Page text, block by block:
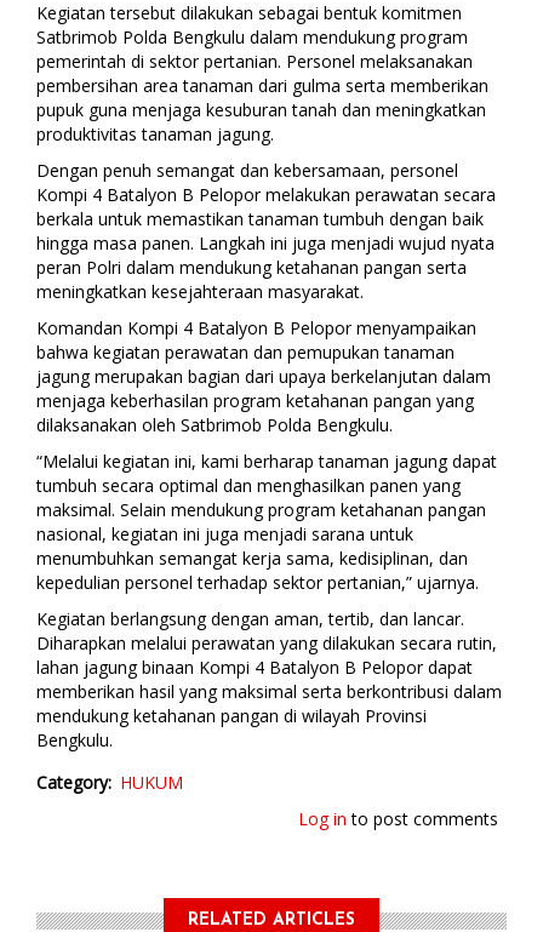
Kegiatan tersebut dilakukan sebagai bentuk komitmen
Satbrimob Polda Bengkulu dalam mendukung program
pemerintah di sektor pertanian. Personel melaksanakan
pembersihan area tanaman dari gulma serta memberikan
pupuk guna menjaga kesuburan tanah dan meningkatkan
produktivitas tanaman jagung.
Dengan penuh semangat dan kebersamaan, personel
Kompi 4 Batalyon B Pelopor melakukan perawatan secara
berkala untuk memastikan tanaman tumbuh dengan baik
hingga masa panen. Langkah ini juga menjadi wujud nyata
peran Polri dalam mendukung ketahanan pangan serta
meningkatkan kesejahteraan masyarakat.
Komandan Kompi 4 Batalyon B Pelopor menyampaikan
bahwa kegiatan perawatan dan pemupukan tanaman
jagung merupakan bagian dari upaya berkelanjutan dalam
menjaga keberhasilan program ketahanan pangan yang
dilaksanakan oleh Satbrimob Polda Bengkulu.
“Melalui kegiatan ini, kami berharap tanaman jagung dapat
tumbuh secara optimal dan menghasilkan panen yang
maksimal. Selain mendukung program ketahanan pangan
nasional, kegiatan ini juga menjadi sarana untuk
menumbuhkan semangat kerja sama, kedisiplinan, dan
kepedulian personel terhadap sektor pertanian,” ujarnya.
Kegiatan berlangsung dengan aman, tertib, dan lancar.
Diharapkan melalui perawatan yang dilakukan secara rutin,
lahan jagung binaan Kompi 4 Batalyon B Pelopor dapat
memberikan hasil yang maksimal serta berkontribusi dalam
mendukung ketahanan pangan di wilayah Provinsi
Bengkulu.
Category HUKUM
Log in to post comments
RELATED ARTICLES